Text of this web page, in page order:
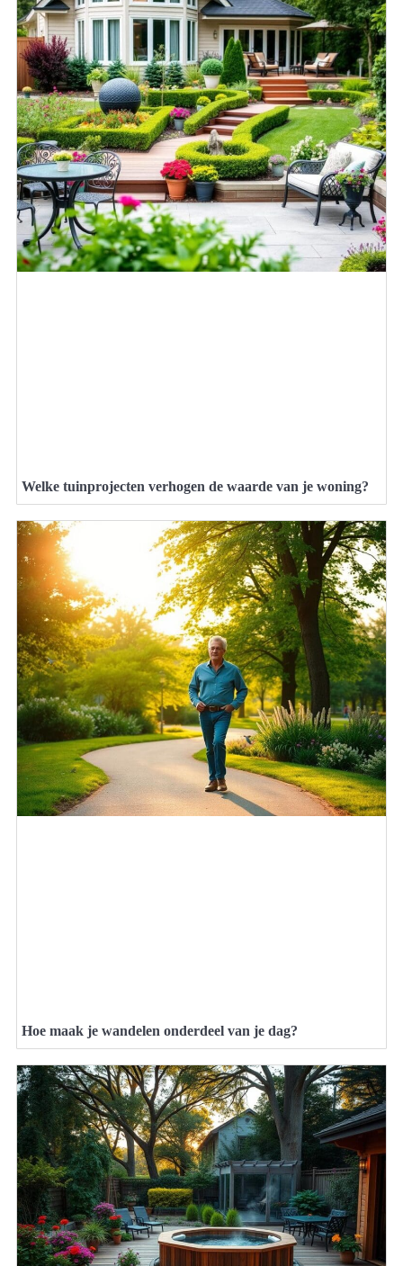
Welke tuinprojecten verhogen de waarde van je woning?
Hoe maak je wandelen onderdeel van je dag?